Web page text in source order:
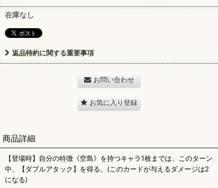
在庫なし
返品特約に関する重要事項
お問い合わせ
お気に入り登録
商品詳細
【登場時】自分の特徴《空島》を持つキャラ1枚までは、このターン
中、【ダブルアタック】を得る。(このカードが与えるダメージは2
になる)